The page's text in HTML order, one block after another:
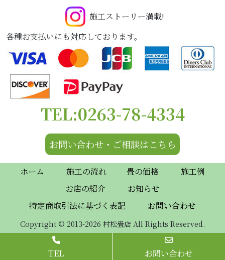
施工ストーリー満載!
各種お支払いにも対応しております。
TEL:0263-78-4334
お問い合わせ・ご相談はこちら
ホーム 施工の流れ 畳の価格
施工例
お店の紹介
お知らせ
特定商取引法に基づく表記
お問い合わせ
Copyright © 2013-2026 村松畳店 All Rights Reserved.
TEL お問い合わせ